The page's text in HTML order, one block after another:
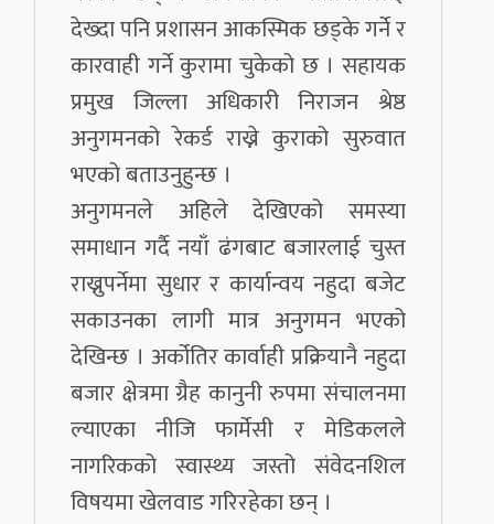
देख्दा पनि प्रशासन आकस्मिक छड्के गर्ने र
कारवाही गर्ने कुरामा चुकेको छ । सहायक
प्रमुख जिल्ला अधिकारी निराजन श्रेष्ठ
अनुगमनको रेकर्ड राख्ने कुराको सुरुवात
भएको बताउनुहुन्छ ।
अनुगमनले अहिले देखिएको समस्या
समाधान गर्दै नयाँ ढंगबाट बजारलाई चुस्त
राख्नुपर्नेमा सुधार र कार्यान्वय नहुदा बजेट
सकाउनका लागी मात्र अनुगमन भएको
देखिन्छ । अर्कोतिर कार्वाही प्रक्रियानै नहुदा
बजार क्षेत्रमा ग्रैह कानुनी रुपमा संचालनमा
ल्याएका नीजि फार्मेसी र मेडिकलले
नागरिकको स्वास्थ्य जस्तो संवेदनशिल
विषयमा खेलवाड गरिरहेका छन् ।